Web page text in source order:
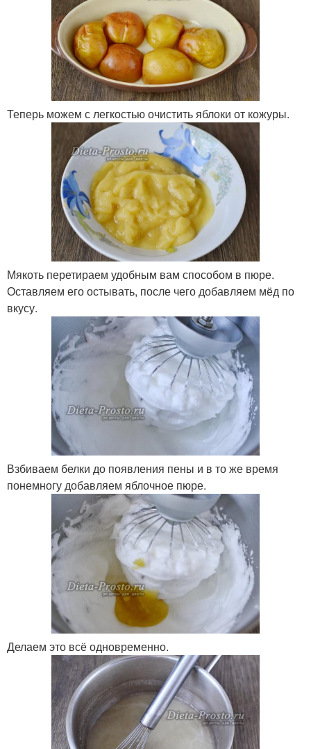
Теперь можем с легкостью очистить яблоки от кожуры.
Мякоть перетираем удобным вам способом в пюре.
Оставляем его остывать, после чего добавляем мёд по
вкусу.
Взбиваем белки до появления пены и в то же время
понемногу добавляем яблочное пюре.
Делаем это всё одновременно.